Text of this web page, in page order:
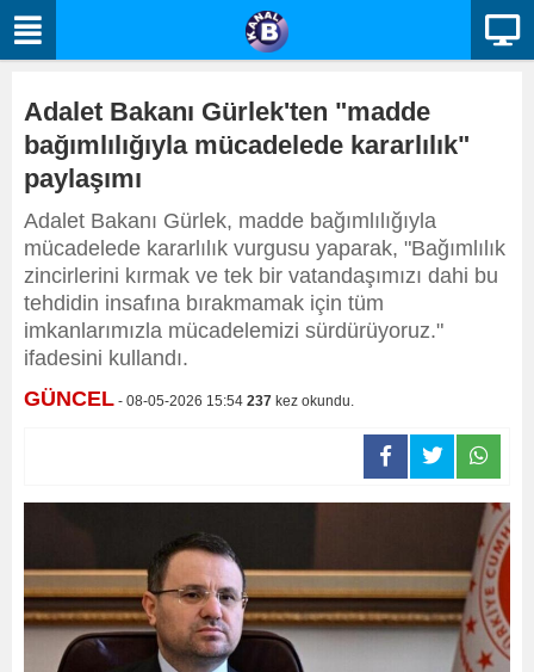
Adalet Bakanı Gürlek'ten "madde
bağımlılığıyla mücadelede kararlılık"
paylaşımı
Adalet Bakanı Gürlek, madde bağımlılığıyla
mücadelede kararlılık vurgusu yaparak, "Bağımlılık
zincirlerini kırmak ve tek bir vatandaşımızı dahi bu
tehdidin insafına bırakmamak için tüm
imkanlarımızla mücadelemizi sürdürüyoruz."
ifadesini kullandı.
GÜNCEL - 08-05-2026 15:54 237 kez okundu.